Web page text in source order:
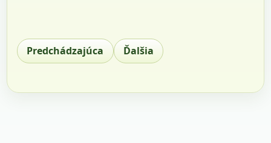
Predchádzajúca Ďalšia